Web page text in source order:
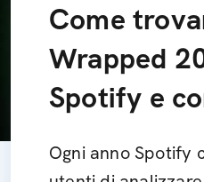
Come
Wrapped
Spotify e
Ogni anno Spotify